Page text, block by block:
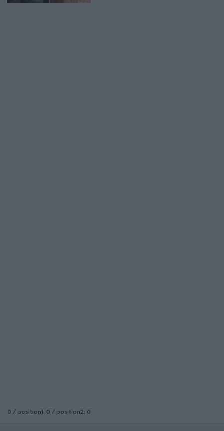
0 / position1: 0 / position2: 0